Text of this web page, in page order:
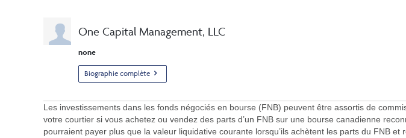
One Capital Management, LLC
none
Biographie complète
Les investissements dans les fonds négociés en bourse (FNB) peuvent être assortis de
votre courtier si vous achetez ou vendez des parts d’un FNB sur une bourse canadienne
pourraient payer plus que la valeur liquidative courante lorsqu’ils achètent les parts du FNB